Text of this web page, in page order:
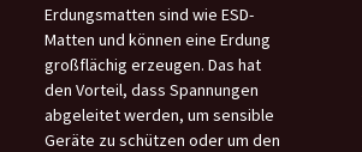
Erdungsmatten sind wie ESD-
Matten und können eine Erdung
großflächig erzeugen. Das hat
den Vorteil, dass Spannungen
abgeleitet werden, um sensible
Geräte zu schützen oder um den